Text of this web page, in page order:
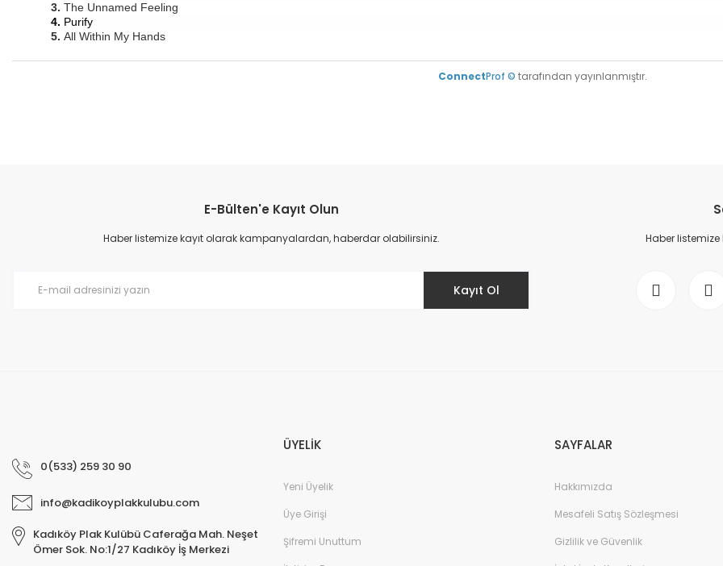
3. The Unnamed Feeling
4. Purify
5. All Within My Hands
ConnectProf © tarafından yayınlanmıştır.
Ürün resmi kalitesiz, bozuk veya görüntülenemiyor.
Ürün açıklamasında eksik bilgiler bulunuyor.
E-Bülten'e Kayıt Olun
Haber listemize kayıt olarak kampanyalardan, haberdar olabilirsiniz.
Kayıt Ol
Haber
0(533) 259 30 90
info@kadikoyplakkulubu.com
Kadıköy Plak Kulübü Caferağa Mah. Neşet
Ömer Sok. No:1/27 Kadıköy İş Merkezi
ÜYELİK
Yeni Üyelik
Üye Girişi
Şifremi Unuttum
SAYFALAR
Hakkımızda
Mesafeli Satış Sözleşmesi
Gizlilik ve Güvenlik